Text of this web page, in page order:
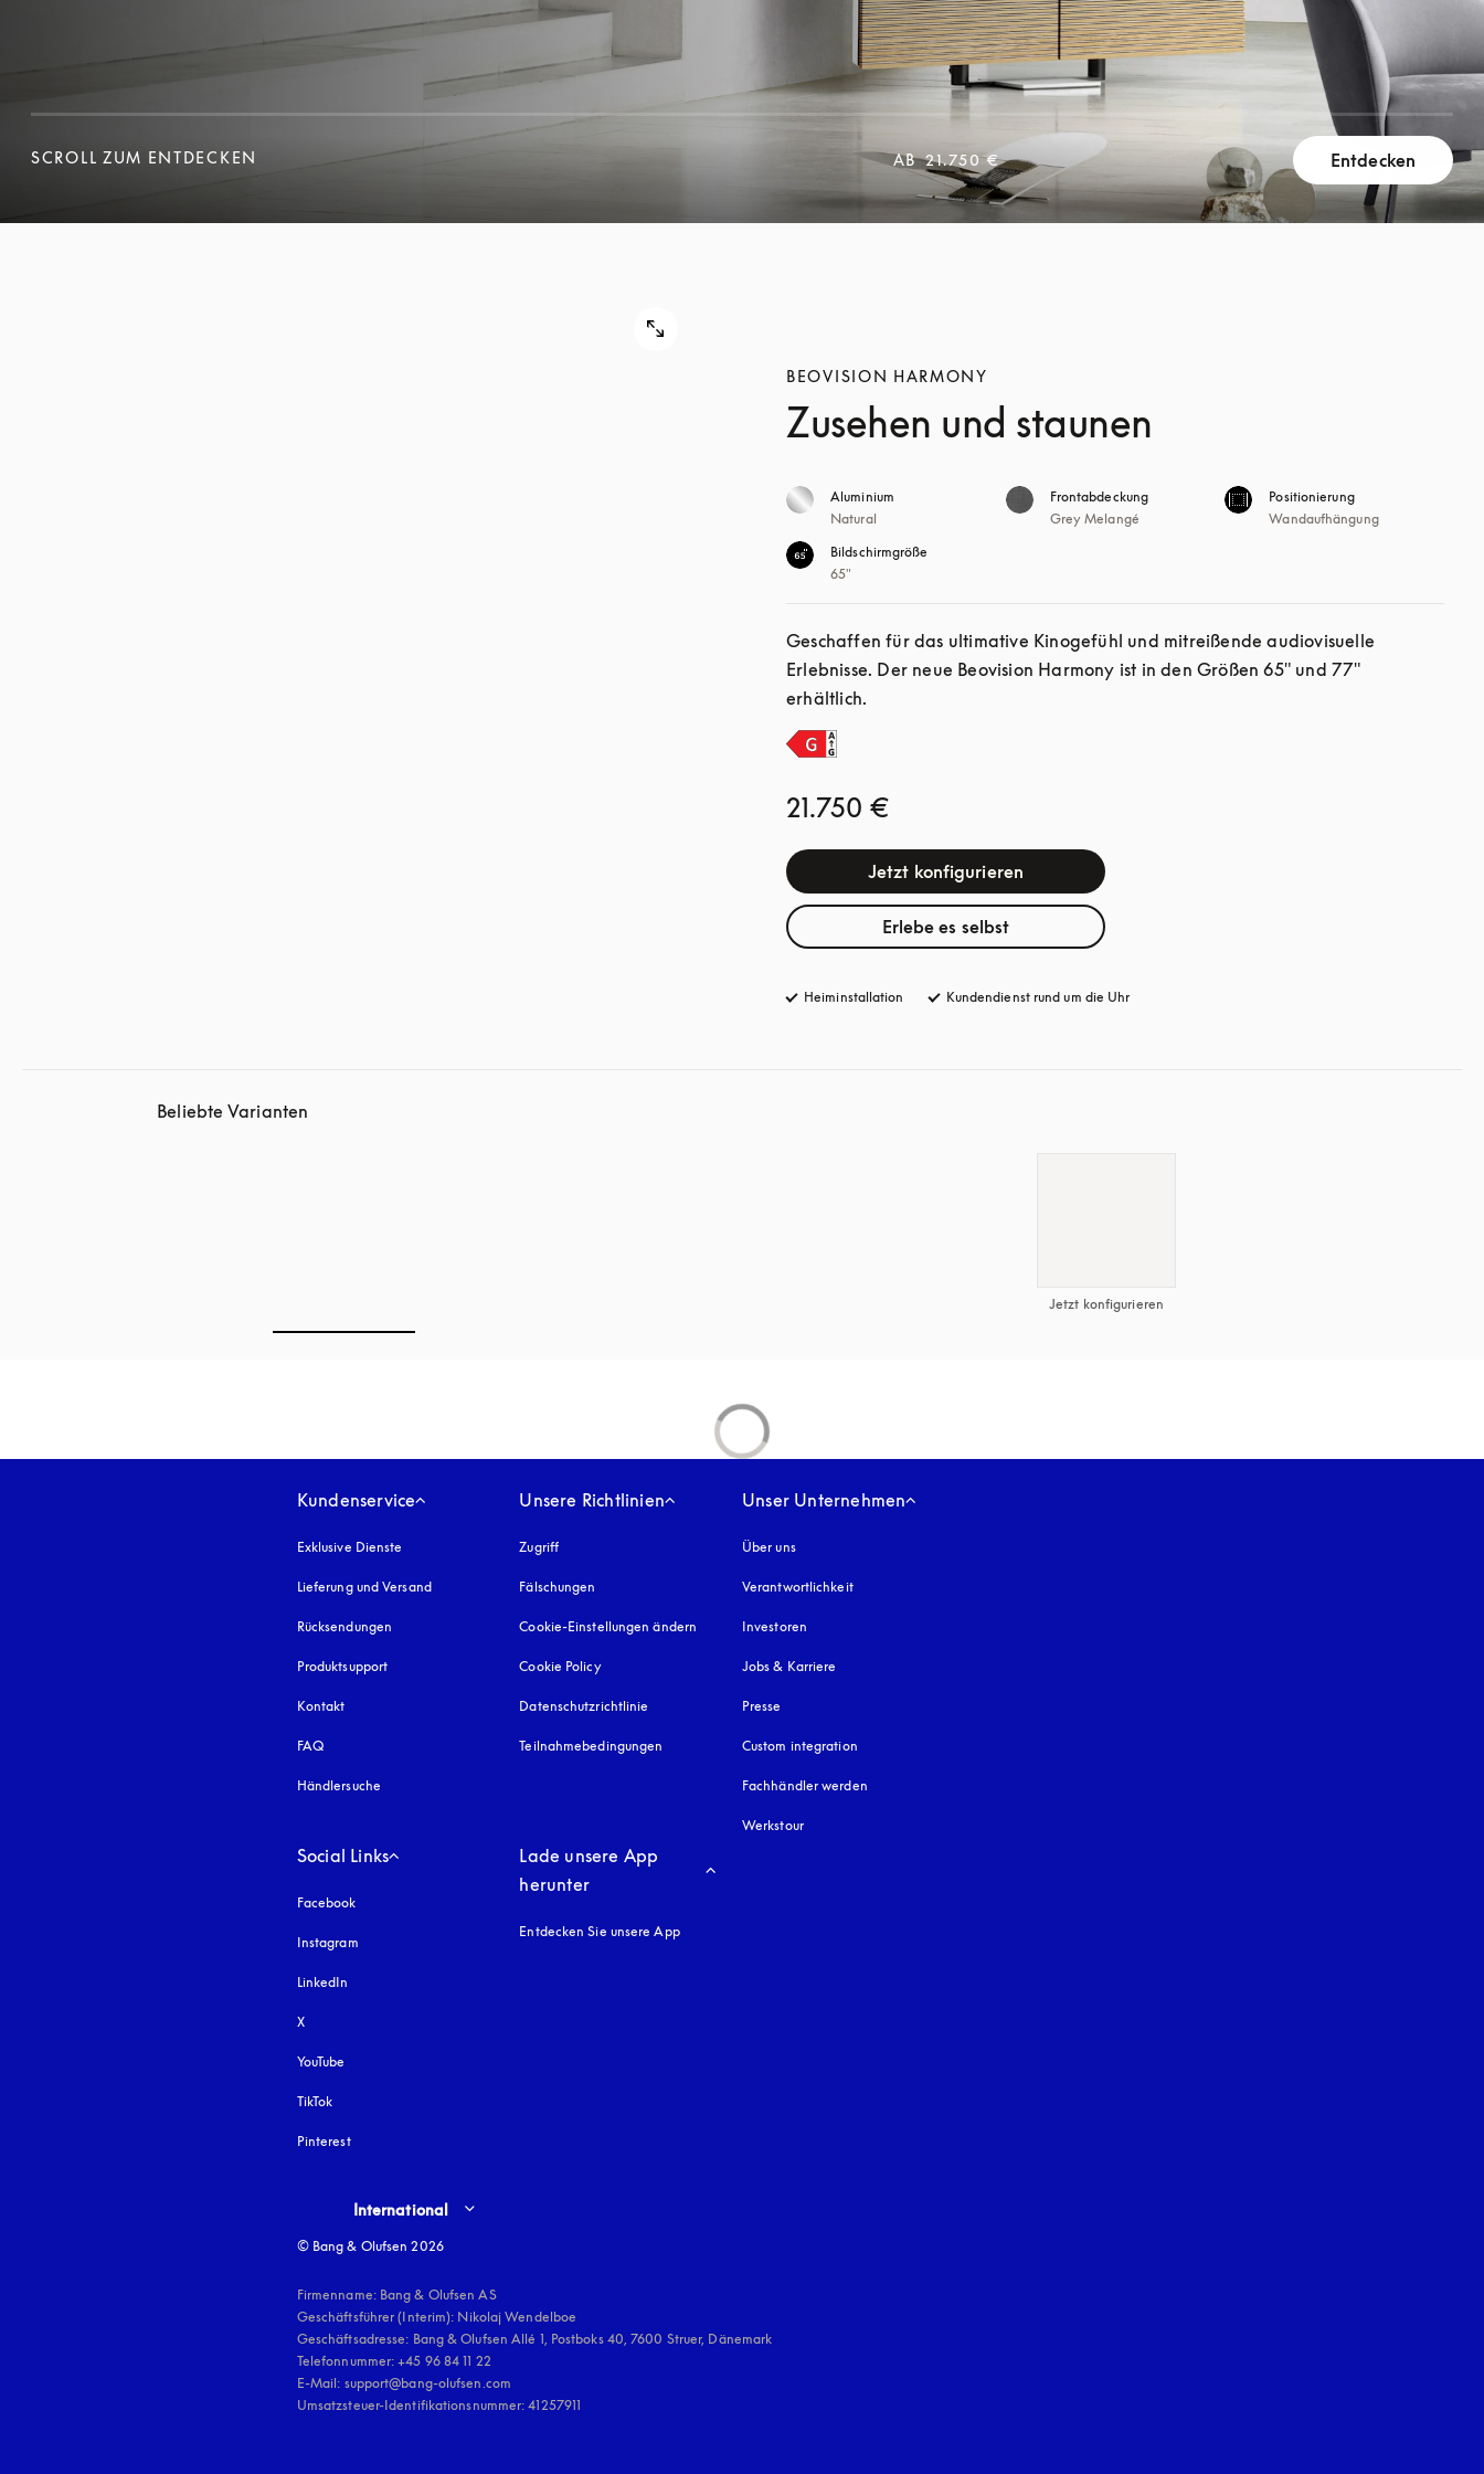
SCROLL ZUM ENTDECKEN
AB 21.750 € Entdecken
BEOVISION HARMONY
Zusehen und staunen
Aluminium
Natural
Frontabdeckung
Grey Melangé
Positionierung
Wandaufhängung
Bildschirmgröße
65"
21.750 €
Jetzt konfigurieren
Erlebe es selbst
Geschaffen für das ultimative Kinogefühl und mitreißende audiovisuelle
Erlebnisse. Der neue Beovision Harmony ist in den Größen 65" und 77"
erhältlich.
Heiminstallation Kundendienst rund um die Uhr
Beliebte Varianten
Jetzt konfigurieren
Kundenservice
Exklusive Dienste
Lieferung und Versand
Rücksendungen
Produktsupport
Kontakt
FAQ
Händlersuche
Unsere Richtlinien
Zugriff öffnet sich in einem neuen Tab
Fälschungen öffnet sich in einem neuen Tab
Cookie-Einstellungen ändern
Cookie Policyöffnet sich in einem neuen Tab
Datenschutzrichtlinie öffnet sich in einem neuen Tab
Teilnahmebedingungen
Unser Unternehmen
Über uns
Verantwortlichkeit
Investoren
Jobs & Karriere
Presse
Custom integration
Fachhändler werden
Werkstour
Social Links
Facebook
Instagram
LinkedIn
X
YouTube
TikTok
Pinterest
Lade unsere App
herunter
Entdecken Sie unsere App
Select country and language
International
© Bang & Olufsen 2026
Firmenname: Bang & Olufsen AS
Geschäftsführer (Interim): Nikolaj Wendelboe
Geschäftsadresse: Bang & Olufsen Allé 1, Postboks 40, 7600 Struer, Dänemark
Telefonnummer: +45 96 84 11 22
E-Mail: support@bang-olufsen.com
Umsatzsteuer-Identifikationsnummer: 41257911